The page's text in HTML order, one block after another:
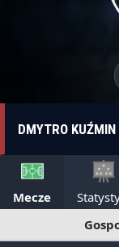
DMYTRO KUŹMIN
Mecze